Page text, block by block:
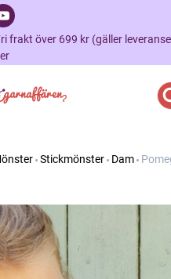
frakt över 699 kr (gäller
Stickmönster Dam